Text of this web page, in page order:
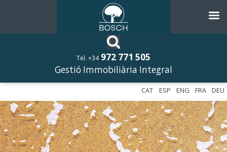
Tel. +34 972 771 505
Gestió Immobiliària Integral
DEU
FRA
ENG
ESP
CAT